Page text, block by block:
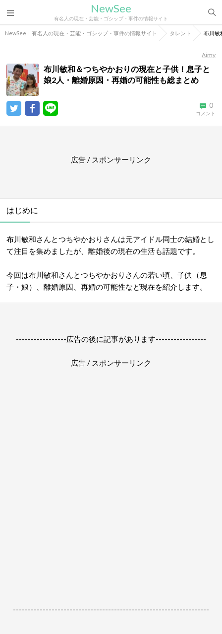
NewSee
有名人の現在・芸能・ゴシップ・事件の情報サイト
NewSee｜有名人の現在・芸能・ゴシップ・事件の情報サイト タレント 布川敏
Aimy
布川敏和＆つちやかおりの現在と子供！息子と
娘2人・離婚原因・再婚の可能性も総まとめ
0
コメント
広告 / スポンサーリンク
はじめに
布川敏和さんとつちやかおりさんは元アイドル同士の結婚とし
て注目を集めましたが、離婚後の現在の生活も話題です。
今回は布川敏和さんとつちやかおりさんの若い頃、子供（息
子・娘）、離婚原因、再婚の可能性など現在を紹介します。
-----------------広告の後に記事があります-----------------
広告 / スポンサーリンク
------------------------------------------------------------------